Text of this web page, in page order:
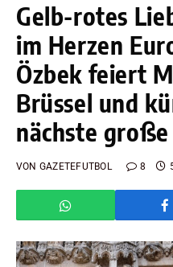
Gelb-rotes
im Herzen
Özbek feiert
Brüssel und
nächste
VON GAZETEFUTBOL 8